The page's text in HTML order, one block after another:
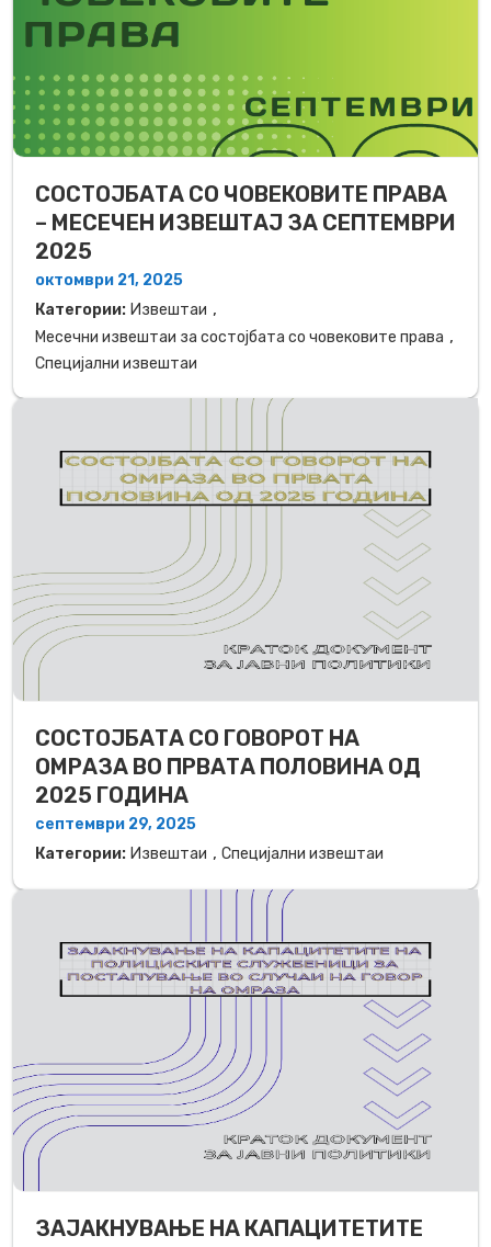
СОСТОЈБАТА СО ЧОВЕКОВИТЕ ПРАВА
– МЕСЕЧЕН ИЗВЕШТАЈ ЗА СЕПТЕМВРИ
2025
октомври 21, 2025
Категории: Извештаи ,
Месечни извештаи за состојбата со човековите права ,
Специјални извештаи
СОСТОЈБАТА СО ГОВОРОТ НА
ОМРАЗА ВО ПРВАТА ПОЛОВИНА ОД
2025 ГОДИНA
септември 29, 2025
Категории: Извештаи , Специјални извештаи
ЗАЈАКНУВАЊЕ НА КАПАЦИТЕТИТЕ